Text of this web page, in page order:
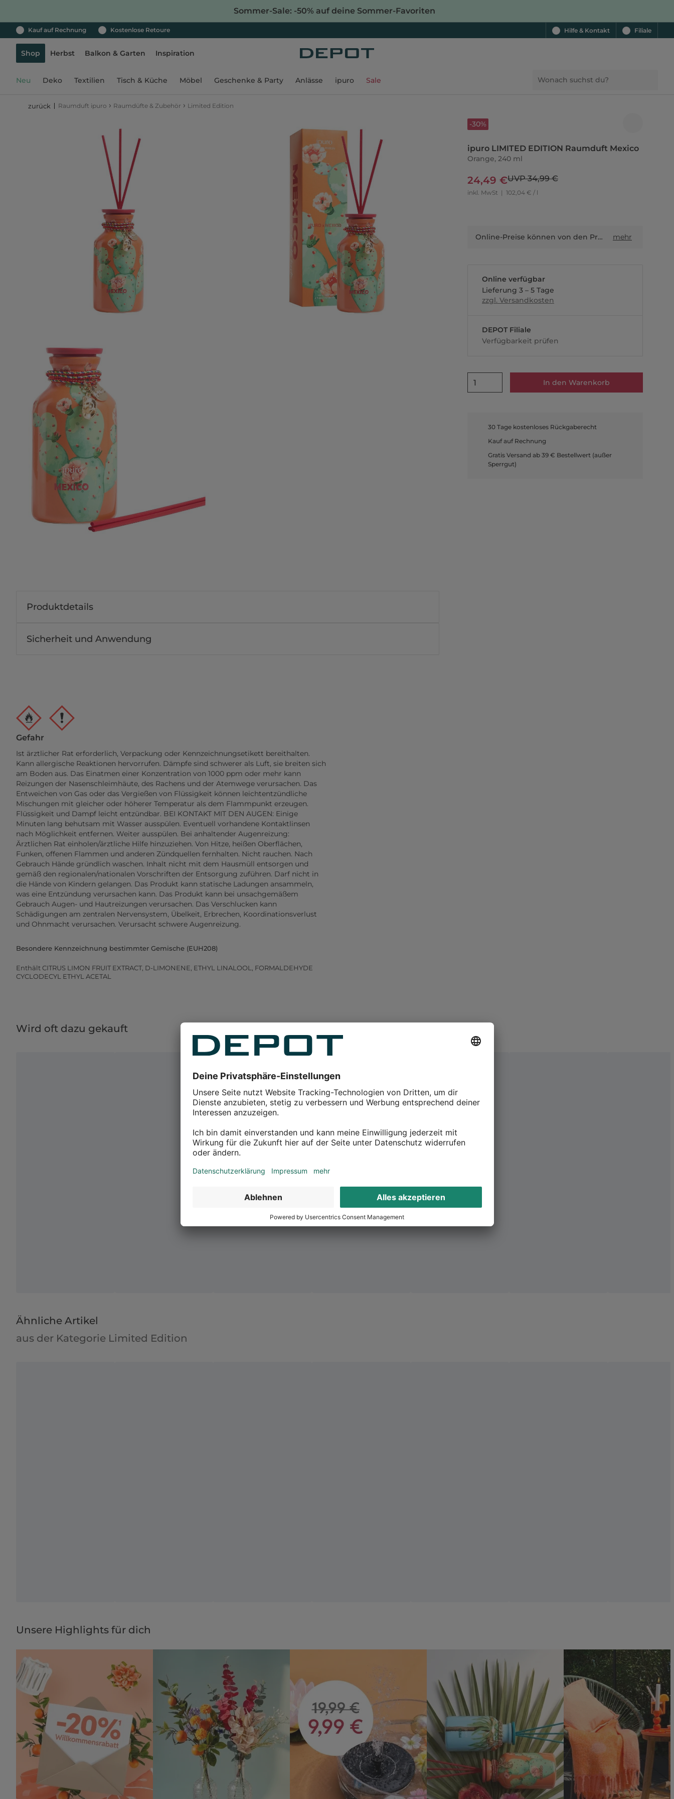
Sommer-Sale: -50% auf deine Sommer-Favoriten
Kauf auf Rechnung Kostenlose Retoure Hilfe & Kontakt Filiale
Shop Herbst Balkon & Garten Inspiration
Neu Deko Textilien Tisch & Küche Möbel Geschenke & Party Anlässe ipuro Sale
zurück Raumduft ipuro › Raumdüfte & Zubehör › Limited Edition
-30%
ipuro LIMITED EDITION Raumduft Mexico
Orange, 240 ml
24,49 €UVP 34,99 €
inkl. MwSt | 102,04 € / l
Online-Preise können von den Preisen in Filialen sowie Shop-in-Shop-Flächen abweichen. mehr
Online verfügbar
Lieferung 3 – 5 Tage
zzgl. Versandkosten
DEPOT Filiale
Verfügbarkeit prüfen
1 In den Warenkorb
30 Tage kostenloses Rückgaberecht
Kauf auf Rechnung
Gratis Versand ab 39 € Bestellwert (außer
Sperrgut)
Produktdetails
Sicherheit und Anwendung
Gefahr
Ist ärztlicher Rat erforderlich, Verpackung oder Kennzeichnungsetikett bereithalten.
Kann allergische Reaktionen hervorrufen. Dämpfe sind schwerer als Luft, sie breiten sich
am Boden aus. Das Einatmen einer Konzentration von 1000 ppm oder mehr kann
Reizungen der Nasenschleimhäute, des Rachens und der Atemwege verursachen. Das
Entweichen von Gas oder das Vergießen von Flüssigkeit können leichtentzündliche
Mischungen mit gleicher oder höherer Temperatur als dem Flammpunkt erzeugen.
Flüssigkeit und Dampf leicht entzündbar. BEI KONTAKT MIT DEN AUGEN: Einige
Minuten lang behutsam mit Wasser ausspülen. Eventuell vorhandene Kontaktlinsen
nach Möglichkeit entfernen. Weiter ausspülen. Bei anhaltender Augenreizung:
Ärztlichen Rat einholen/ärztliche Hilfe hinzuziehen. Von Hitze, heißen Oberflächen,
Funken, offenen Flammen und anderen Zündquellen fernhalten. Nicht rauchen. Nach
Gebrauch Hände gründlich waschen. Inhalt nicht mit dem Hausmüll entsorgen und
gemäß den regionalen/nationalen Vorschriften der Entsorgung zuführen. Darf nicht in
die Hände von Kindern gelangen. Das Produkt kann statische Ladungen ansammeln,
was eine Entzündung verursachen kann. Das Produkt kann bei unsachgemäßem
Gebrauch Augen- und Hautreizungen verursachen. Das Verschlucken kann
Schädigungen am zentralen Nervensystem, Übelkeit, Erbrechen, Koordinationsverlust
und Ohnmacht verursachen. Verursacht schwere Augenreizung.
Besondere Kennzeichnung bestimmter Gemische (EUH208)
Enthält CITRUS LIMON FRUIT EXTRACT, D-LIMONENE, ETHYL LINALOOL, FORMALDEHYDE
CYCLODECYL ETHYL ACETAL
Wird oft dazu gekauft
Ähnliche Artikel
aus der Kategorie Limited Edition
Unsere Highlights für dich